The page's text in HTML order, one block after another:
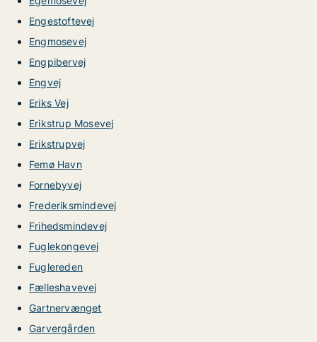
Engestoftevej
Engmosevej
Engpibervej
Engvej
Eriks Vej
Erikstrup Mosevej
Erikstrupvej
Femø Havn
Fornebyvej
Frederiksmindevej
Frihedsmindevej
Fuglekongevej
Fuglereden
Fælleshavevej
Gartnervænget
Garvergården